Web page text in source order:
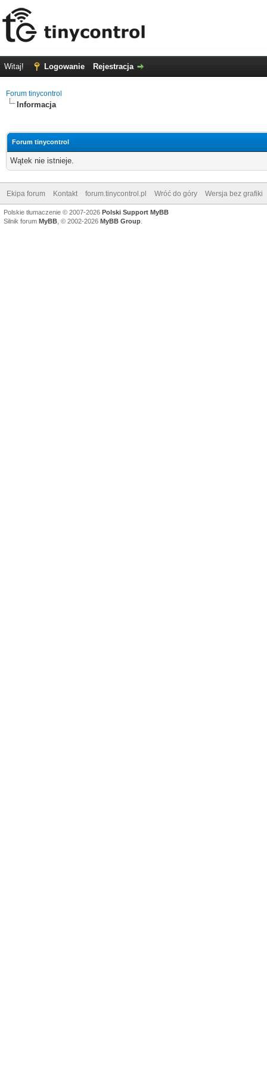
Witaj! Logowanie Rejestracja
Forum tinycontrol
Informacja
Forum tinycontrol
Wątek nie istnieje.
Ekipa forum Kontakt forum.tinycontrol.pl Wróć do góry Wersja bez grafiki
Polskie tłumaczenie © 2007-2026 Polski Support MyBB
Silnik forum MyBB , © 2002-2026 MyBB Group